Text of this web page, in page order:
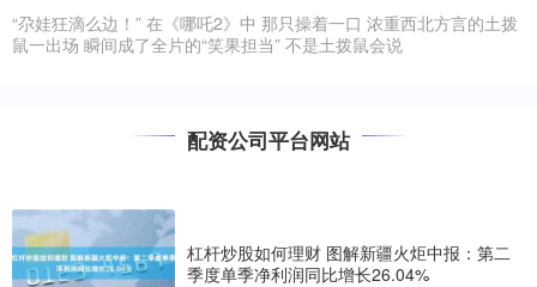
“尕娃狂滴么边！” 在《哪吒2》中 那只操着一口 浓重西北方言的土拨
鼠一出场 瞬间成了全片的“笑果担当” 不是土拨鼠会说
2025-02-05
2025年，农业农村部将继续把粮油作物大面积单产提升作为
配资公司平台网站
杠杆炒股如何理财 图解新疆火炬中报：第二
季度单季净利润同比增长26.04%